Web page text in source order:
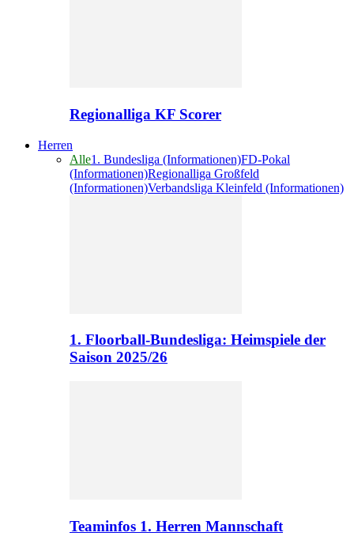
Regionalliga KF Scorer
Herren
Alle1. Bundesliga (Informationen)FD-Pokal
(Informationen)Regionalliga Großfeld
(Informationen)Verbandsliga Kleinfeld (Informationen)
1. Floorball-Bundesliga: Heimspiele der
Saison 2025/26
Teaminfos 1. Herren Mannschaft